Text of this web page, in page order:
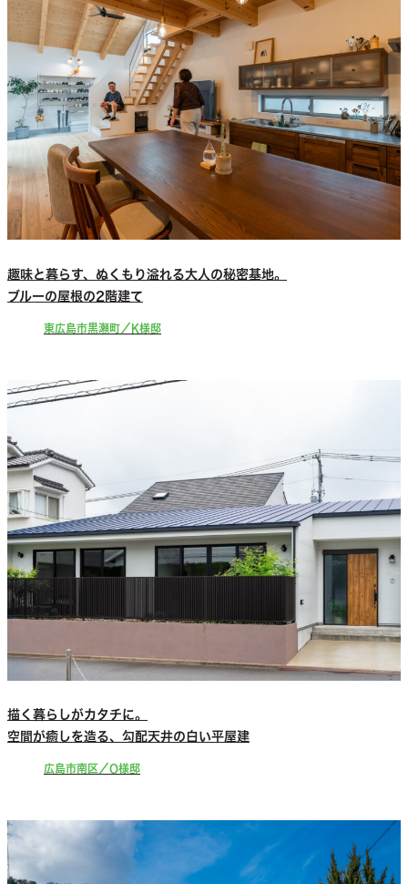
趣味と暮らす、ぬくもり溢れる大人の秘密基地。
ブルーの屋根の2階建て
東広島市黒瀬町／K様邸
描く暮らしがカタチに。
空間が癒しを造る、勾配天井の白い平屋建
広島市南区／O様邸